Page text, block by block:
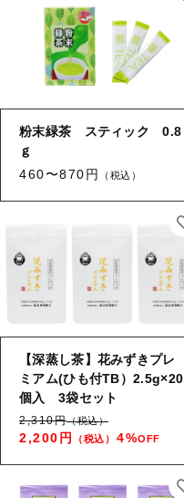
粉末緑茶 スティック 0.8
ｇ
460〜870円
（税込）
【深蒸し茶】花みずきプレ
ミアム(ひも付TB）2.5g×20
個入 3袋セット
2,310円（税込）
2,200円 （税込） 4%OFF